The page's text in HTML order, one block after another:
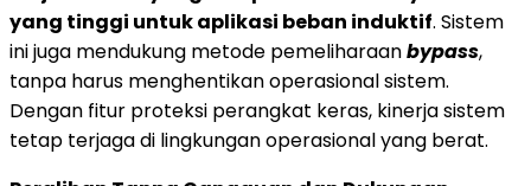
yang tinggi untuk aplikasi beban induktif. Sistem
ini juga mendukung metode pemeliharaanbypass,
tanpa harus menghentikan operasional sistem.
Dengan fitur proteksi perangkat keras, kinerja sistem
tetap terjaga di lingkungan operasional yang berat.